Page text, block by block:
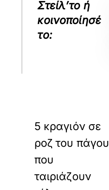
5 κραγιόν σε
ροζ του πάγου
που
ταιριάζουν